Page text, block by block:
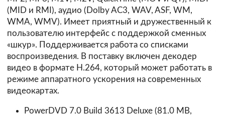
(MID и RMI), аудио (Dolby AC3, WAV, ASF, WM,
WMA, WMV). Имеет приятный и дружественный к
пользователю интерфейс с поддержкой сменных
«шкур». Поддерживается работа со списками
воспроизведения. В поставку включен декодер
видео в формате H.264, который может работать в
режиме аппаратного ускорения на современных
видеокартах.
PowerDVD 7.0 Build 3613 Deluxe(81.0 MB,